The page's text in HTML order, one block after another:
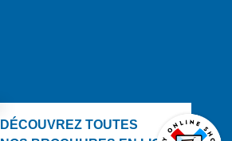
DÉCOUVREZ TOUTES